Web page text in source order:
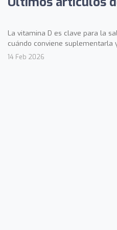
La vitamina D es clave para la
cuándo conviene suplementarla
14 Feb 2026